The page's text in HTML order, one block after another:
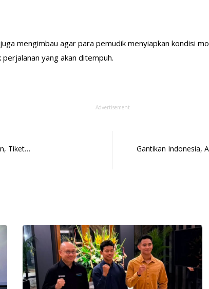
mengimbau agar para pemudik menyiapkan kondisi
yang akan ditempuh.
Advertisement
Tiket… Gantikan Indonesia,